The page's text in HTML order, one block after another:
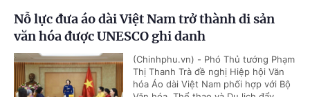
Nỗ lực đưa áo dài Việt Nam trở thành di sản
văn hóa được UNESCO ghi danh
(Chinhphu.vn) - Phó Thủ tướng Phạm
Thị Thanh Trà đề nghị Hiệp hội Văn
hóa Áo dài Việt Nam phối hợp với Bộ